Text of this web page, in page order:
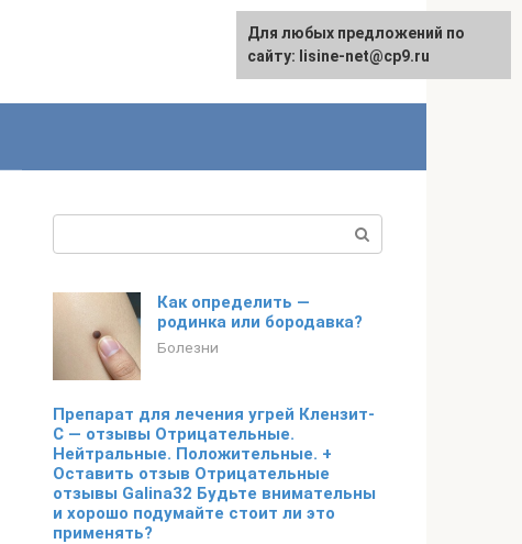
Как определить —
родинка или бородавка?
Болезни
Препарат для лечения угрей Клензит-
С — отзывы Отрицательные.
Нейтральные. Положительные. +
Оставить отзыв Отрицательные
отзывы Galina32 Будьте внимательны
и хорошо подумайте стоит ли это
применять?
Для любых предложений по
сайту: lisine-net@cp9.ru